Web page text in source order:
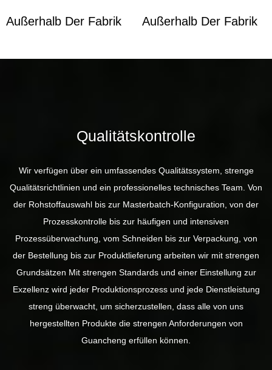
Außerhalb Der Fabrik Außerhalb Der Fabrik
Qualitätskontrolle
Wir verfügen über ein umfassendes Qualitätssystem, strenge
Qualitätsrichtlinien und ein professionelles technisches Team. Von
der Rohstoffauswahl bis zur Masterbatch-Konfiguration, von der
Prozesskontrolle bis zur häufigen und intensiven
Prozessüberwachung, vom Schneiden bis zur Verpackung, von
der Bestellung bis zur Produktlieferung arbeiten wir mit strengen
Grundsätzen Mit strengen Standards und einer Einstellung zur
Exzellenz wird jeder Produktionsprozess und jede Dienstleistung
streng überwacht, um sicherzustellen, dass alle von uns
hergestellten Produkte die strengen Anforderungen von
Guancheng erfüllen können.